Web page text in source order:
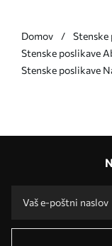
Domov
Stenske
Stenske poslikave
Stenske poslikave